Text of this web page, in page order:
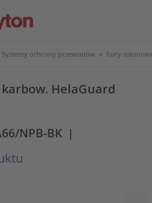
Systemy ochrony przewodów > Rury
HelaGuard
NPB-BK |